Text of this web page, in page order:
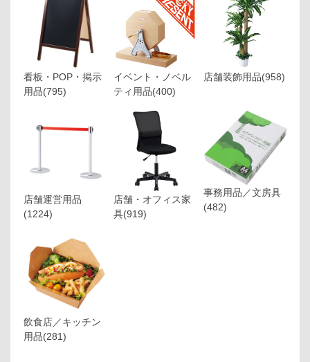
看板・POP・掲示
用品(795)
イベント・ノベル
ティ用品(400)
店舗装飾用品(958)
店舗運営用品
(1224)
店舗・オフィス家
具(919)
事務用品／文房具
(482)
飲食店／キッチン
用品(281)